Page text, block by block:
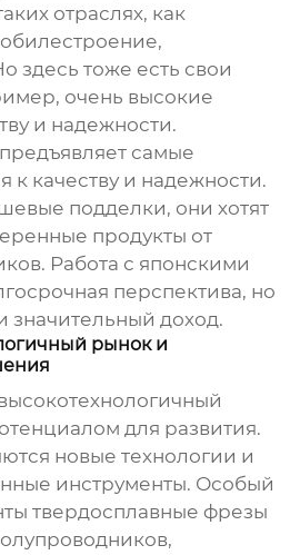
отраслях, как
здесь тоже есть свои
очень высокие
и надежности.
самые
к качеству и надежности.
подделки, они хотят
продукты от
Работа с японскими
перспектива, но
значительный доход.
рынок и
для развития.
новые технологии и
инструменты. Особый
твердосплавные фрезы